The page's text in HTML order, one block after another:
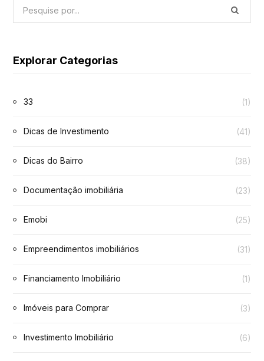
Explorar Categorias
33 (1)
Dicas de Investimento (41)
Dicas do Bairro (38)
Documentação imobiliária (23)
Emobi (25)
Empreendimentos imobiliários (31)
Financiamento Imobiliário (1)
Imóveis para Comprar (3)
Investimento Imobiliário (6)